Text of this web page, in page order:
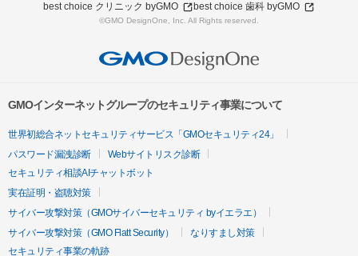
best choice クリニック byGMO
best choice 歯科 byGMO
©GMO DesignOne, Inc. All Rights reserved.
GMOインターネットグループのセキュリティ事業について
世界初総合ネットセキュリティサービス「GMOセキュリティ24」
パスワード漏洩診断
Webサイトリスク診断
セキュリティ相談AIチャットボット
実在証明・盗聴対策
サイバー攻撃対策（GMOサイバーセキュリティ byイエラエ）
サイバー攻撃対策（GMO Flatt Security）
なりすまし対策
セキュリティ事業の軌跡